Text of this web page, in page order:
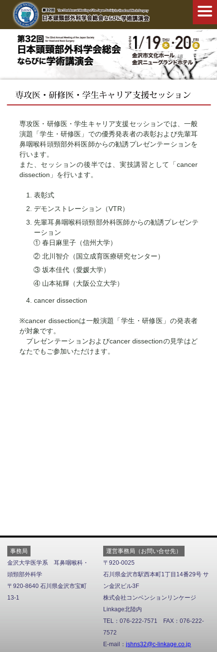
専攻医・研修医・学生キャリア支援セッションでは、一般
演題「学生・研修医」での優秀発表者の表彰および先輩耳
鼻咽喉科頭頸部外科医師からの勧誘プレゼンテーションを
行います。
また、セッションの後半では、実技講習として「cancer
dissection」を行います。
表彰式
デモンストレーション（VTR）
先輩耳鼻咽喉科頭頸部外科医師からの勧誘プレゼンテ
ーション
① 春日麻里子（信州大学）
② 北川智介（国立成育医療研究センター）
③ 坂本佳代（愛媛大学）
④ 山本祐輝（大阪公立大学）
cancer dissection
※cancer dissectionは一般演題「学生・研修医」の発表者
が対象です。
プレゼンテーションおよびcancer dissectionの見学はど
なたでもご参加いただけます。
事務局
金沢大学医学系 耳鼻咽喉科・
頭頸部外科学
〒920-8640 石川県金沢市宝町
13-1
運営事務局（お問い合せ先）
〒920-0025
石川県金沢市駅西本町1丁目14番29号 サ
ン金沢ビル3F
株式会社コンベンションリンケージ
Linkage北陸内
TEL：076-222-7571 FAX：076-222-
7572
E-mail：jshns32@c-linkage.co.jp